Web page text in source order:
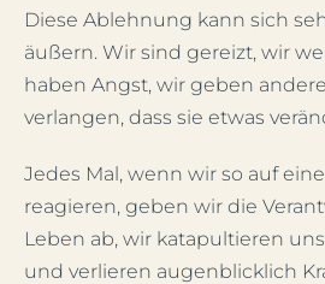
Diese Ablehnung kann sich
äußern. Wir sind gereizt, wir
haben Angst, wir geben
verlangen, dass sie etwas
Jedes Mal, wenn wir so auf
reagieren, geben wir die
Leben ab, wir katapultieren
und verlieren augenblicklich